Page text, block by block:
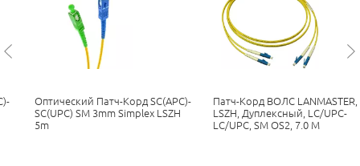
Оптический Патч-Корд SC(APC)-
SC(UPC) SM 3mm Simplex LSZH
5m
Патч-Корд ВОЛС LANMASTER,
LSZH, Дуплексный, LC/UPC-
LC/UPC, SM OS2, 7.0 М